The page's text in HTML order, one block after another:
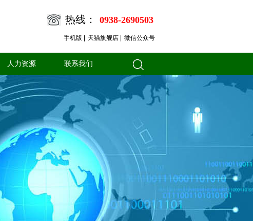
0938-2690503
热线：
人力资源 联系我们
手机版 | 天猫旗舰店 | 微信公众号